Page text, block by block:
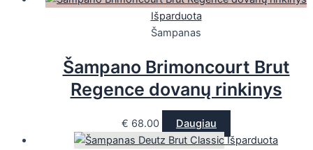
Išparduota
Šampanas
Šampano Brimoncourt Brut
Regence dovanų rinkinys
€ 68.00
Daugiau
Išparduota